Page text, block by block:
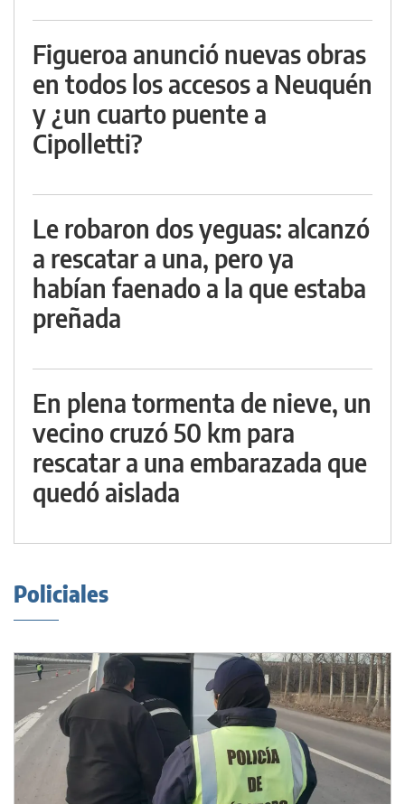
Figueroa anunció nuevas obras
en todos los accesos a Neuquén
y ¿un cuarto puente a
Cipolletti?
Le robaron dos yeguas: alcanzó
a rescatar a una, pero ya
habían faenado a la que estaba
preñada
En plena tormenta de nieve, un
vecino cruzó 50 km para
rescatar a una embarazada que
quedó aislada
Policiales